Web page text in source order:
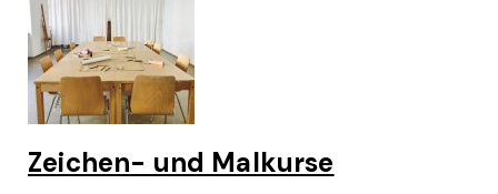
Zeichen- und Malkurse